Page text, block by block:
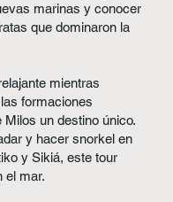
marinas y conocer
que dominaron la
mientras
formaciones
un destino único.
y hacer snorkel en
y Sikiá, este tour
el mar.